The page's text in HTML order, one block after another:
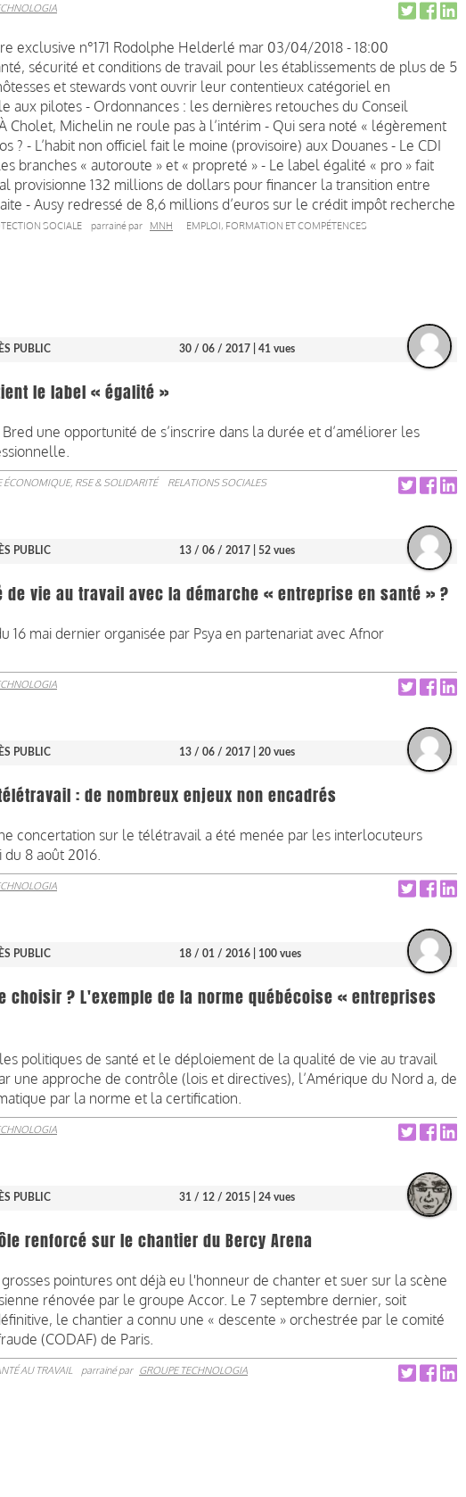
exclusive n°171 Rodolphe Helderlé mar 03/04/2018 - 18:00
sécurité et conditions de travail pour les établissements de plus de 5
et stewards vont ouvrir leur contentieux catégoriel en
aux pilotes - Ordonnances : les dernières retouches du Conseil
Cholet, Michelin ne roule pas à l’intérim - Qui sera noté « légèrement
? - L’habit non officiel fait le moine (provisoire) aux Douanes - Le CDI
branches « autoroute » et « propreté » - Le label égalité « pro » fait
provisionne 132 millions de dollars pour financer la transition entre
- Ausy redressé de 8,6 millions d’euros sur le crédit impôt recherche
SOCIALE parrainé par MNH EMPLOI, FORMATION ET COMPÉTENCES
PUBLIC 30 / 06 / 2017 | 41 vues
le label « égalité »
une opportunité de s’inscrire dans la durée et d’améliorer les
ÉCONOMIQUE, RSE & SOLIDARITÉ RELATIONS SOCIALES
PUBLIC 13 / 06 / 2017 | 52 vues
de vie au travail avec la démarche « entreprise en santé » ?
16 mai dernier organisée par Psya en partenariat avec Afnor
PUBLIC 13 / 06 / 2017 | 20 vues
: de nombreux enjeux non encadrés
concertation sur le télétravail a été menée par les interlocuteurs
8 août 2016.
PUBLIC 18 / 01 / 2016 | 100 vues
choisir ? L'exemple de la norme québécoise « entreprises
politiques de santé et le déploiement de la qualité de vie au travail
une approche de contrôle (lois et directives), l’Amérique du Nord a, de
par la norme et la certification.
PUBLIC 31 / 12 / 2015 | 24 vues
renforcé sur le chantier du Bercy Arena
pointures ont déjà eu l'honneur de chanter et suer sur la scène
rénovée par le groupe Accor. Le 7 septembre dernier, soit
le chantier a connu une « descente » orchestrée par le comité
(CODAF) de Paris.
AU TRAVAIL parrainé par GROUPE TECHNOLOGIA